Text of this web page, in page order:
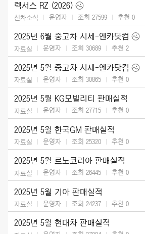
렉서스 RZ (2026)
신차소식 운영자 조회 27599 추천 0
2025년 6월 중고차 시세-엔카닷컴
자료실 운영자 조회 30689 추천 2
2025년 5월 중고차 시세-엔카닷컴
자료실 운영자 조회 30865 추천 0
2025년 5월 KG모빌리티 판매실적
자료실 운영자 조회 27715 추천 0
2025년 5월 한국GM 판매실적
자료실 운영자 조회 25320 추천 0
2025년 5월 르노코리아 판매실적
자료실 운영자 조회 26445 추천 0
2025년 5월 기아 판매실적
자료실 운영자 조회 24237 추천 0
2025년 5월 현대차 판매실적